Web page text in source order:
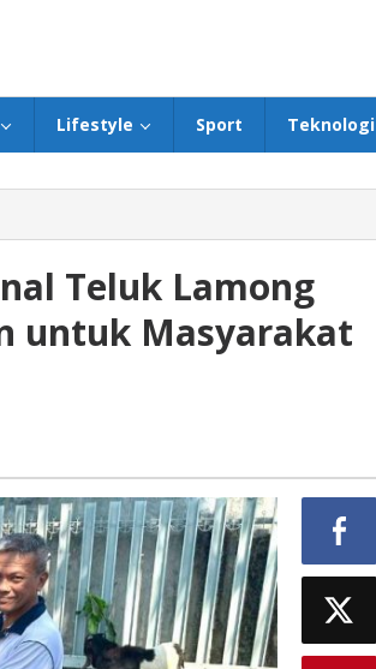
Lifestyle Sport Teknologi
Teluk Lamong
untuk Masyarakat